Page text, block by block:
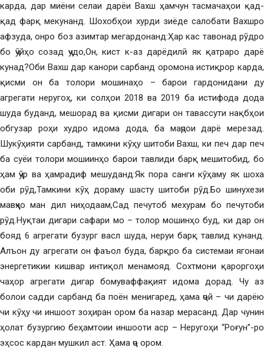
карда, дар миёни селаи дарёи Вахш ҳамчун тасмачаҳои қад-
қад фарқ мекунанд. Шохобҳои хурди зиёде салобати Вахшро
афзуда, онро боз азимтар мегардонанд:Ҳар кас тавонад рӯдро
бо ҷӯйҳо созад ҷудо,Он, кист к-аз дарёдилӣ як қатраро дарё
кунад?Оби Вахш дар канори сарбанд оромона истиқрор карда,
қисми он ба толори мошинаҳо – барои гардонидани ду
агрегати неругоҳ, ки солҳои 2018 ва 2019 ба истифода дода
шуда буданд, мешорад ва қисми дигари он тавассути нақбҳои
обгузар роҳи худро идома дода, ба маҷрои дарё мерезад.
Шукӯҳияти сарбанд, тамкини кӯҳу шитоби Вахш, ки печ дар печ
ба суёи толори мошиинҳо барои тавлиди барқ мешитобид, бо
ҳам ҷӯр ва ҳамрадиф мешуданд:Як пора санги кӯҳаму як шоха
оби рӯд,Тамкини кӯҳ дораму шасту шитоби рӯд.Бо шинухези
мавҷҳо ман дил ниҳодаам,Сад печутоб мехурам бо печутоби
рӯд.Нуқтаи дигари сафари мо – толор мошинҳо буд, ки дар он
бояд 6 агрегати бузург васл шуда, неруи барқ тавлид кунанд.
Алъон ду агрегати он фаъол буда, барқро ба системаи ягонаи
энергетикии кишвар интиқол менамояд. Сохтмони қароргоҳи
чаҳор агрегати дигар бомуваффақият идома дорад. Чу аз
болои садди сарбанд ба поён менигаред, ҳама ҷой – чи дарёю
чи кӯҳу чи иншоот зоҳиран ором ба назар мерасанд. Дар чунин
ҳолат бузургию беҳамтоии иншооти аср – Неругоҳи “Роғун”-ро
эҳсос кардан мушкил аст. Ҳама ҷо ором.